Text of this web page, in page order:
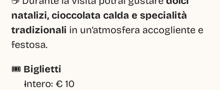
natalizi, cioccolata calda e specialità
tradizionali in un’atmosfera accogliente e
festosa.
🎟️ Biglietti
Intero: € 10